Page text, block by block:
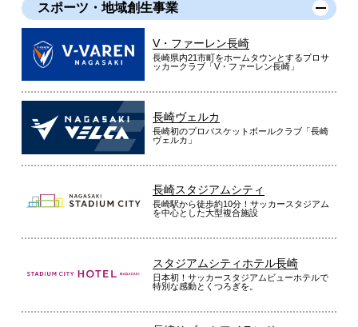
スポーツ・地域創生事業
V・ファーレン長崎
長崎県内21市町をホームタウンとするプロサ
ッカークラブ「V・ファーレン長崎」
長崎ヴェルカ
長崎初のプロバスケットボールクラブ「長崎
ヴェルカ」
長崎スタジアムシティ
長崎駅から徒歩約10分！サッカースタジアム
を中心とした大型複合施設
スタジアムシティホテル長崎
日本初！サッカースタジアムビューホテルで
特別な感動とくつろぎを。